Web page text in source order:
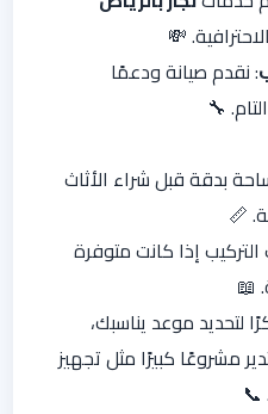
💸
: نقدم صيانة ودعمًا
🔧
بدقة قبل شراء الأثاث
📏
إذا كانت متوفرة
📖
لتحديد موعد يناسبك،
مشروعًا كبيرًا مثل تجهيز